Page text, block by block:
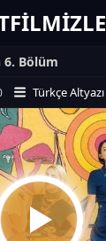
6. Bölüm
Türkçe Altyazı